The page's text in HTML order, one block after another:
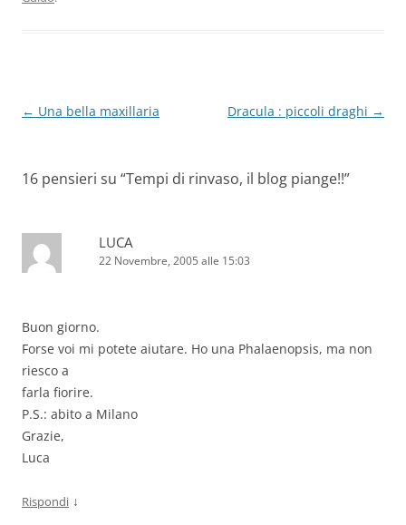
Navigazione
← Una bella maxillaria Dracula : piccoli draghi →
16 pensieri su “Tempi di rinvaso, il blog piange!!”
LUCA
22 Novembre, 2005 alle 15:03
Buon giorno.
Forse voi mi potete aiutare. Ho una Phalaenopsis, ma non
riesco a
farla fiorire.
P.S.: abito a Milano
Grazie,
Luca
Rispondi ↓